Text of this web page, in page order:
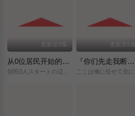
更新至6集
从0位居民开始的边境领主大人
更新至6集
『你们先走我断后』，于是10年后我成为了传说